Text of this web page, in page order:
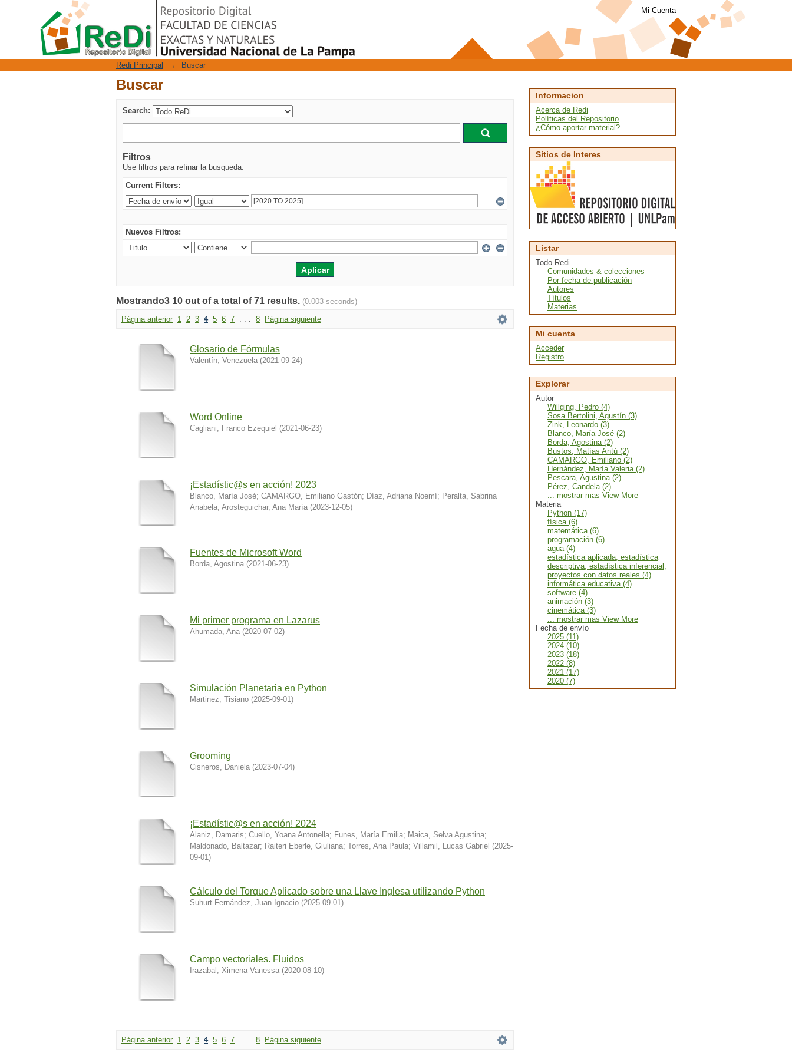
Buscar
Repositorio Digital Mi Cuenta
Redi Principal → Buscar
Buscar
Search:
Filtros
Use filtros para refinar la busqueda.
Current Filters:
Nuevos Filtros:
Mostrando3 10 out of a total of 71 results. (0.003 seconds)
Página anterior 1 2 3 4 5 6 7 . . . 8 Página siguiente
Glosario de Fórmulas
Valentín, Venezuela (2021-09-24)
Word Online
Cagliani, Franco Ezequiel (2021-06-23)
¡Estadístic@s en acción! 2023
Blanco, María José; CAMARGO, Emiliano Gastón; Díaz, Adriana Noemí; Peralta, Sabrina
Anabela; Arosteguichar, Ana María (2023-12-05)
Fuentes de Microsoft Word
Borda, Agostina (2021-06-23)
Mi primer programa en Lazarus
Ahumada, Ana (2020-07-02)
Simulación Planetaria en Python
Martinez, Tisiano (2025-09-01)
Grooming
Cisneros, Daniela (2023-07-04)
¡Estadístic@s en acción! 2024
Alaniz, Damaris; Cuello, Yoana Antonella; Funes, María Emilia; Maica, Selva Agustina;
Maldonado, Baltazar; Raiteri Eberle, Giuliana; Torres, Ana Paula; Villamil, Lucas Gabriel (2025-
09-01)
Cálculo del Torque Aplicado sobre una Llave Inglesa utilizando Python
Suhurt Fernández, Juan Ignacio (2025-09-01)
Campo vectoriales. Fluidos
Irazabal, Ximena Vanessa (2020-08-10)
Página anterior 1 2 3 4 5 6 7 . . . 8 Página siguiente
Informacion
Acerca de Redi
Políticas del Repositorio
¿Cómo aportar material?
Sitios de Interes
Listar
Todo Redi
Comunidades & colecciones
Por fecha de publicación
Autores
Títulos
Materias
Mi cuenta
Acceder
Registro
Explorar
Autor
Willging, Pedro (4)
Sosa Bertolini, Agustín (3)
Zink, Leonardo (3)
Blanco, María José (2)
Borda, Agostina (2)
Bustos, Matías Antú (2)
CAMARGO, Emiliano (2)
Hernández, María Valeria (2)
Pescara, Agustina (2)
Pérez, Candela (2)
... mostrar mas View More
Materia
Python (17)
física (6)
matemática (6)
programación (6)
agua (4)
estadística aplicada, estadística
descriptiva, estadística inferencial,
proyectos con datos reales (4)
informática educativa (4)
software (4)
animación (3)
cinemática (3)
... mostrar mas View More
Fecha de envío
2025 (11)
2024 (10)
2023 (18)
2022 (8)
2021 (17)
2020 (7)